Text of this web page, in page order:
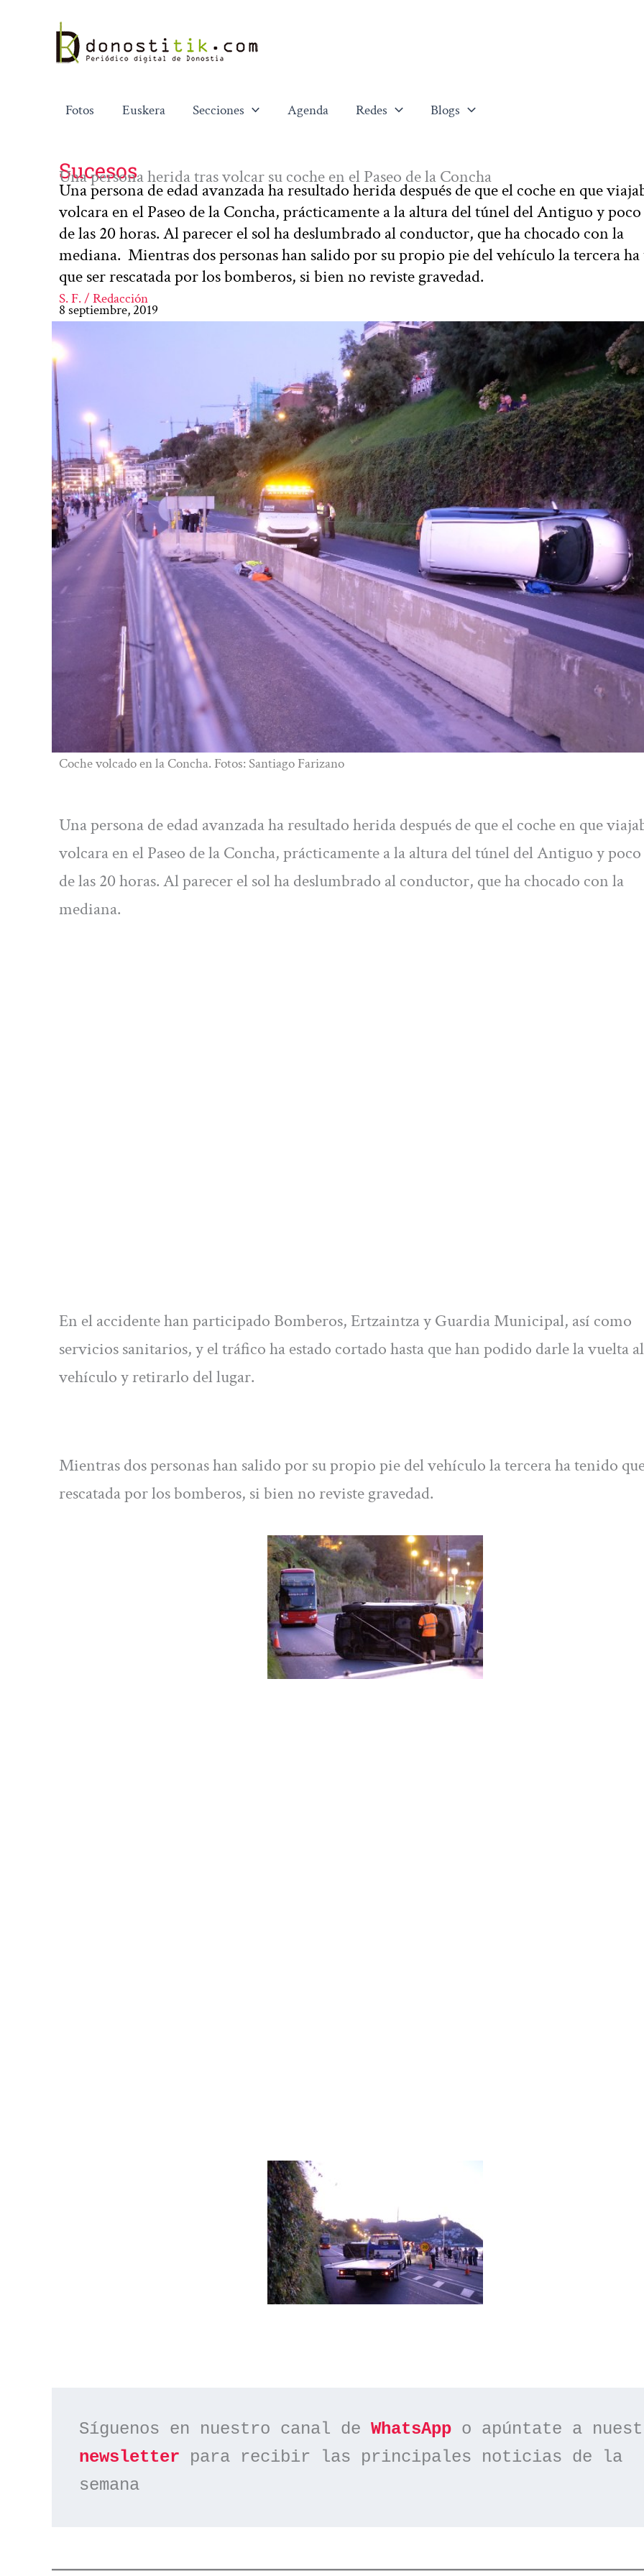
contenido
Fotos Euskera Secciones Agenda Redes Blogs
Sucesos
Una persona herida tras volcar su coche en el Paseo de la Concha
Una persona de edad avanzada ha resultado herida después de que el coche en que
volcara en el Paseo de la Concha, prácticamente a la altura del túnel del Antiguo y poco
de las 20 horas. Al parecer el sol ha deslumbrado al conductor, que ha chocado con la
mediana. Mientras dos personas han salido por su propio pie del vehículo la tercera
que ser rescatada por los bomberos, si bien no reviste gravedad.
S. F. / Redacción
8 septiembre, 2019
Coche volcado en la Concha. Fotos: Santiago Farizano
Una persona de edad avanzada ha resultado herida después de que el coche en que
volcara en el Paseo de la Concha, prácticamente a la altura del túnel del Antiguo y poco
de las 20 horas. Al parecer el sol ha deslumbrado al conductor, que ha chocado con la
mediana.
En el accidente han participado Bomberos, Ertzaintza y Guardia Municipal, así como
servicios sanitarios, y el tráfico ha estado cortado hasta que han podido darle la vuelta al
vehículo y retirarlo del lugar.
Mientras dos personas han salido por su propio pie del vehículo la tercera ha tenido
rescatada por los bomberos, si bien no reviste gravedad.
Síguenos en nuestro canal de WhatsApp
newsletter para recibir las principales noticias de la
semana